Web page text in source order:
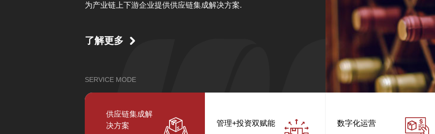
SERVICE MODE
供应链集成解
决方案
管理+投资双赋能 数字化运营
为产业链上下游企业提供供应链集成解决方案.
了解更多 